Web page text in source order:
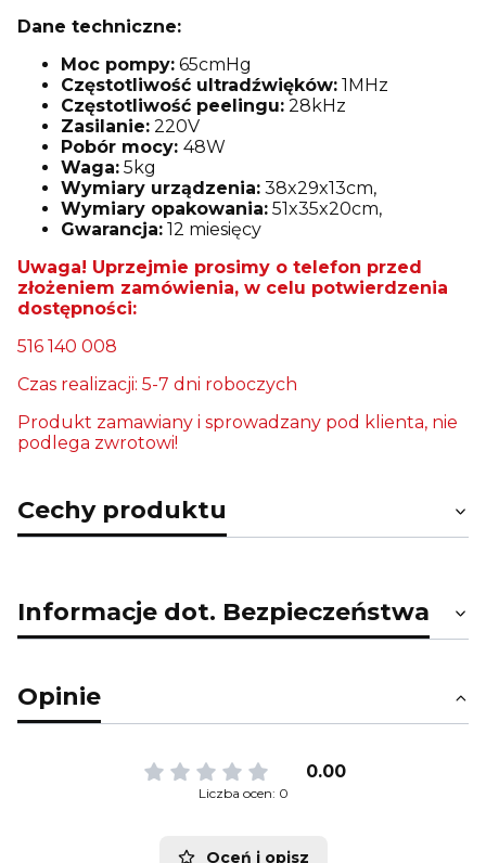
Dane techniczne:
Moc pompy: 65cmHg
Częstotliwość ultradźwięków: 1MHz
Częstotliwość peelingu: 28kHz
Zasilanie: 220V
Pobór mocy: 48W
Waga: 5kg
Wymiary urządzenia: 38x29x13cm,
Wymiary opakowania: 51x35x20cm,
Gwarancja: 12 miesięcy
Uwaga! Uprzejmie prosimy o telefon przed
złożeniem zamówienia, w celu potwierdzenia
dostępności:
516 140 008
Czas realizacji: 5-7 dni roboczych
Produkt zamawiany i sprowadzany pod klienta, nie
podlega zwrotowi!
Cechy produktu
Informacje dot. Bezpieczeństwa
Opinie
0.00
Liczba ocen: 0
Oceń i opisz